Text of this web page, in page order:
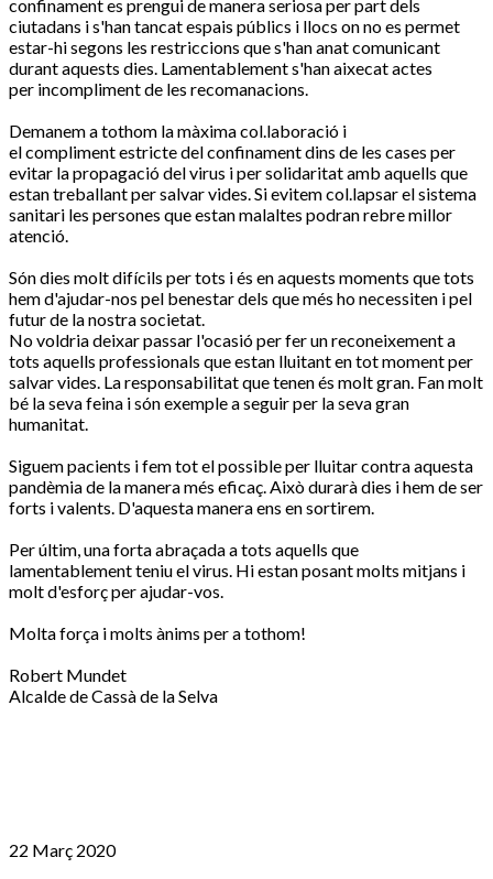
confinament es prengui de manera seriosa per part dels
ciutadans i s'han tancat espais públics i llocs on no es permet
estar-hi segons les restriccions que s'han anat comunicant
durant aquests dies. Lamentablement s'han aixecat actes
per incompliment de les recomanacions.
Demanem a tothom la màxima col.laboració i
el compliment estricte del confinament dins de les cases per
evitar la propagació del virus i per solidaritat amb aquells que
estan treballant per salvar vides. Si evitem col.lapsar el sistema
sanitari les persones que estan malaltes podran rebre millor
atenció.
Són dies molt difícils per tots i és en aquests moments que tots
hem d'ajudar-nos pel benestar dels que més ho necessiten i pel
futur de la nostra societat.
No voldria deixar passar l'ocasió per fer un reconeixement a
tots aquells professionals que estan lluitant en tot moment per
salvar vides. La responsabilitat que tenen és molt gran. Fan molt
bé la seva feina i són exemple a seguir per la seva gran
humanitat.
Siguem pacients i fem tot el possible per lluitar contra aquesta
pandèmia de la manera més eficaç. Això durarà dies i hem de ser
forts i valents. D'aquesta manera ens en sortirem.
Per últim, una forta abraçada a tots aquells que
lamentablement teniu el virus. Hi estan posant molts mitjans i
molt d'esforç per ajudar-vos.
Molta força i molts ànims per a tothom!
Robert Mundet
Alcalde de Cassà de la Selva
22 Març 2020